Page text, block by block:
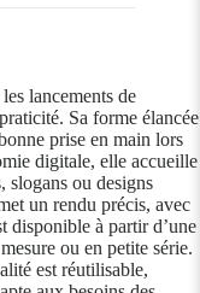
lancements de
Sa forme élancée
prise en main lors
digitale, elle accueille
slogans ou designs
un rendu précis, avec
disponible à partir d’une
ou en petite série.
est réutilisable,